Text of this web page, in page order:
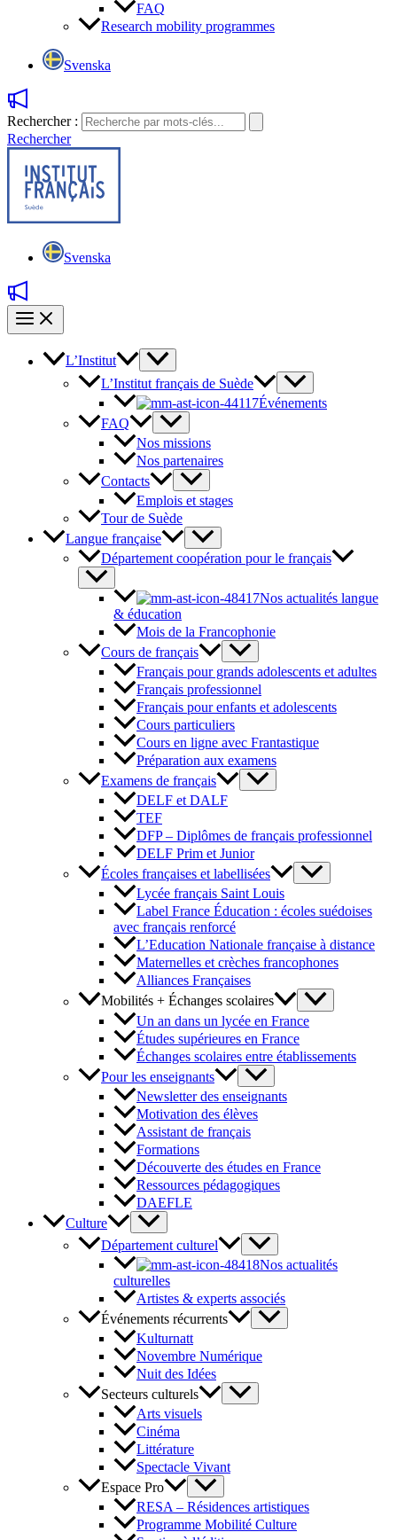
FAQ
Research mobility programmes
Svenska
Rechercher :
Rechercher
Svenska
L’Institut
L’Institut français de Suède
Événements
FAQ
Nos missions
Nos partenaires
Contacts
Emplois et stages
Tour de Suède
Langue française
Département coopération pour le français
Nos actualités langue
& éducation
Mois de la Francophonie
Cours de français
Français pour grands adolescents et adultes
Français professionnel
Français pour enfants et adolescents
Cours particuliers
Cours en ligne avec Frantastique
Préparation aux examens
Examens de français
DELF et DALF
TEF
DFP – Diplômes de français professionnel
DELF Prim et Junior
Écoles françaises et labellisées
Lycée français Saint Louis
Label France Éducation : écoles suédoises
avec français renforcé
L’Education Nationale française à distance
Maternelles et crèches francophones
Alliances Françaises
Mobilités + Échanges scolaires
Un an dans un lycée en France
Études supérieures en France
Échanges scolaires entre établissements
Pour les enseignants
Newsletter des enseignants
Motivation des élèves
Assistant de français
Formations
Découverte des études en France
Ressources pédagogiques
DAEFLE
Culture
Département culturel
Nos actualités
culturelles
Artistes & experts associés
Événements récurrents
Kulturnatt
Novembre Numérique
Nuit des Idées
Secteurs culturels
Arts visuels
Cinéma
Littérature
Spectacle Vivant
Espace Pro
RESA – Résidences artistiques
Programme Mobilité Culture